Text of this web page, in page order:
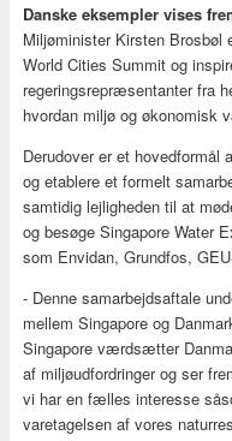
Danske eksempler vises
Miljøminister Kirsten Brosbøl
World Cities Summit og
regeringsrepræsentanter fra
hvordan miljø og økonomisk
Derudover er et hovedformål
og etablere et formelt
samtidig lejligheden til at
og besøge Singapore Water
som Envidan, Grundfos,
- Denne samarbejdsaftale
mellem Singapore og
Singapore værdsætter
af miljøudfordringer og ser
vi har en fælles interesse
varetagelsen af vores